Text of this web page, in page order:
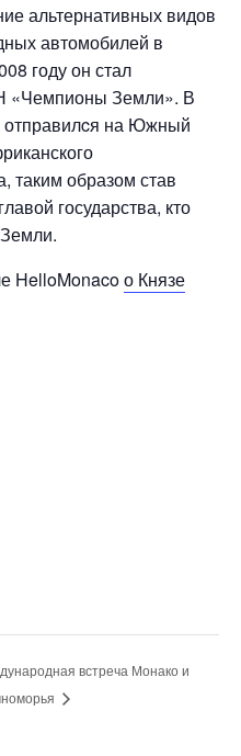
альтернативных видов
автомобилей в
году он стал
«Чемпионы Земли». В
отправилcя на Южный
таким образом став
государства, кто
HelloMonacoо Князе
встреча Монако и